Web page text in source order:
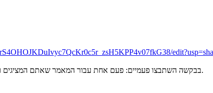
בבקשה השתבצו פעמיים: פעם אחת עבור המאמר שאתם המציגים ופעם אחת עבור המאמר שאתם מבקרים - לא אותו המאמר.